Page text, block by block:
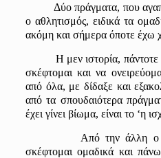
Δύο πράγματα, που
ο αθλητισμός, ειδικά τα
ακόμη και σήμερα όποτε έχω
Η μεν ιστορία,
σκέφτομαι και να
από όλα, με δίδαξε και
από τα σπουδαιότερα
έχει γίνει βίωμα, είναι το ‘η
Από την άλλη ο
σκέφτομαι ομαδικά και